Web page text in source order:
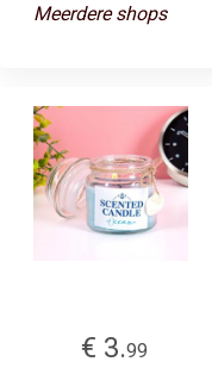
Meerdere shops
€ 3.99